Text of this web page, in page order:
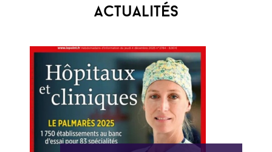
Actualités